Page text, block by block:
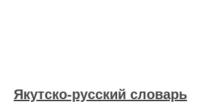
Якутско-русский словарь